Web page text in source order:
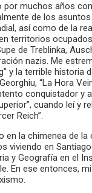
por muchos años
de los
así como de la
territorios
de Treblinka,
nazis. Me
y la terrible historia
“La Hora
conquistador y
cuando leí y
Reich”.
en la chimenea de la
viviendo en
y Geografía en el
En ese entonces,